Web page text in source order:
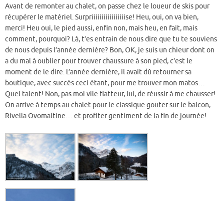
Avant de remonter au chalet, on passe chez le loueur de skis pour
récupérer le matériel. Surpriiiiiiiiiiiiiiiiise! Heu, oui, on va bien,
merci! Heu oui, le pied aussi, enfin non, mais heu, en fait, mais
comment, pourquoi? Là, t’es entrain de nous dire que tu te souviens
de nous depuis l’année dernière? Bon, OK, je suis un chieur dont on
a du mal à oublier pour trouver chaussure à son pied, c’est le
moment de le dire. L’année dernière, il avait dû retourner sa
boutique, avec succès ceci étant, pour me trouver mon matos…
Quel talent! Non, pas moi vile flatteur, lui, de réussir à me chausser!
On arrive à temps au chalet pour le classique gouter sur le balcon,
Rivella Ovomaltine… et profiter gentiment de la fin de journée!